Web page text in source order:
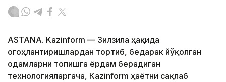
ASTANA. Kazinform — Зилзила ҳақида
огоҳлантиришлардан тортиб, бедарак йўқолган
одамларни топишга ёрдам берадиган
технологияларгача, Кazinform ҳаётни сақлаб